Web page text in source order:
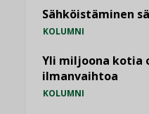
Sähköistäminen
KOLUMNI
Yli miljoona kotia
ilmanvaihtoa
KOLUMNI